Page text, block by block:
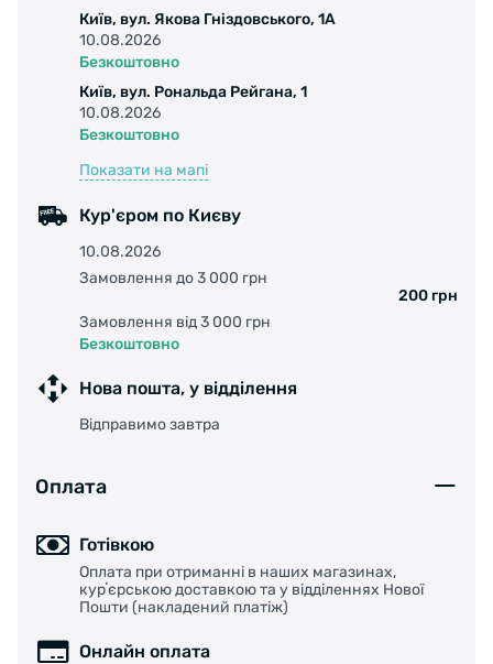
Київ, вул. Якова Гніздовського, 1А
10.08.2026
Безкоштовно
Київ, вул. Рональда Рейгана, 1
10.08.2026
Безкоштовно
Показати на мапі
Кур'єром по Києву
10.08.2026
Замовлення до 3 000 грн
200 грн
Замовлення від 3 000 грн
Безкоштовно
Нова пошта, у відділення
Відправимо завтра
Оплата
Готівкою
Оплата при отриманні в наших магазинах,
курʼєрською доставкою та у відділеннях Нової
Пошти (накладений платіж)
Онлайн оплата